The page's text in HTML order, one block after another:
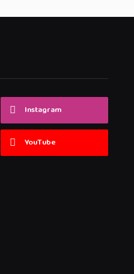
Instagram
YouTube